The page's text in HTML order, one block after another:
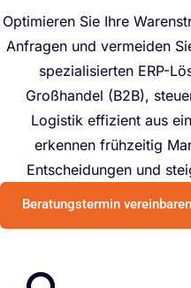
Unternehmen
Optimieren Sie Ihre
Anfragen und vermeiden
spezialisierten ERP-
Großhandel (B2B),
Logistik effizient aus
erkennen frühzeitig
Entscheidungen und
Beratungstermin vereinbaren